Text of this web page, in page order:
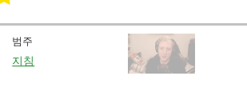
범주
지침